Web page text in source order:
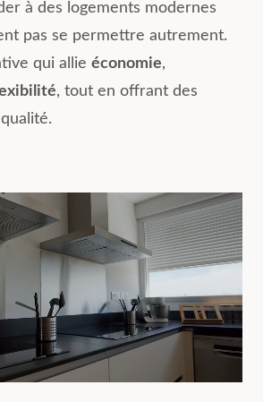
à des logements modernes
pas se permettre autrement.
qui allieéconomie,
, tout en offrant des